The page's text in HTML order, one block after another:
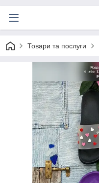
Товари та послуги